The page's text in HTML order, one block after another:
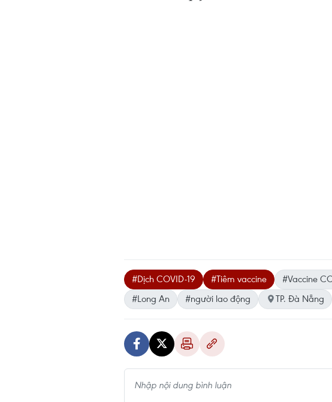
#Dịch COVID-19 #Tiêm vaccine #Vaccine
#Long An
#người lao động TP. Đà Nẵng